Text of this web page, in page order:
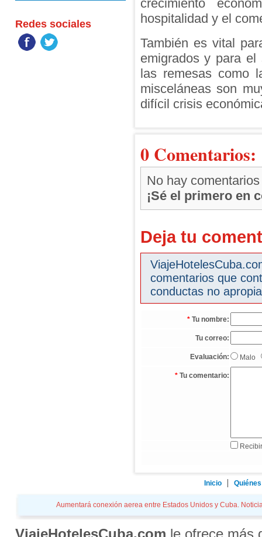
crecimiento
hospitalidad y el
También es vital
emigrados y para el
las remesas como
misceláneas son
difícil crisis
0 Comentarios:
No hay comentarios
¡Sé el primero en
Deja tu
comentarios que
conductas no
* Tu nombre:
Tu correo:
Evaluación: Malo
* Tu comentario:
Redes sociales
Inicio
Aumentará conexión aerea entre Estados Unidos y Cuba.
ViajeHotelesCuba.com le ofrece más